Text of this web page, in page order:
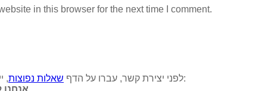
in this browser for the next time I comment.
לפני יצירת קשר, עברו על הדף שאלות נפוצות
, ייתכן וכבר ענינו לשאלתכם. למשל: